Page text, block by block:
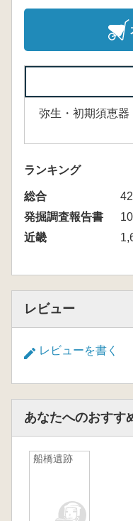
弥生・初期須恵器
ランキング
総合
発掘調査報告書
近畿
レビュー
レビューを書く
あなたへのおすす
船橋遺跡